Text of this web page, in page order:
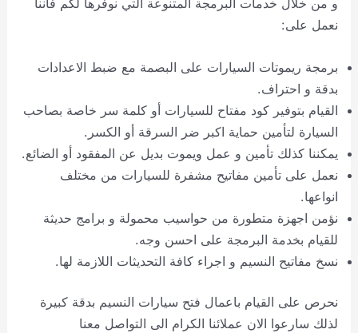
نعمل على:
برمجة ريموتات السيارات على البصمة مع ضبط الاعدادات
بدقة و احتراف.
القيام بتوفير كود مفتاح للسيارات أو كلمة سر خاصة بصاحب
السيارة لتأمين حماية اكبر ضر السرقة أو الكسر.
يمكننا كذلك تأمين و عمل ويموت بديل عن المفقود أو الضائع.
نعمل على تأمين مفاتيح مشفرة للسيارات من مختلف
انواعها.
نؤمن اجهزة متطورة من حواسيب محمولة و برامج حديثة
للقيام بخدمة البرمجة على احسن وجه.
نسخ مفاتيح النسيم و اجراء كافة التحديثات اللازمة لها.
نحرص على القيام باعمال فتح سيارات النسيم بدقة كبيرة
لذلك سارعوا الان عملائنا الكرام الى التواصل معنا